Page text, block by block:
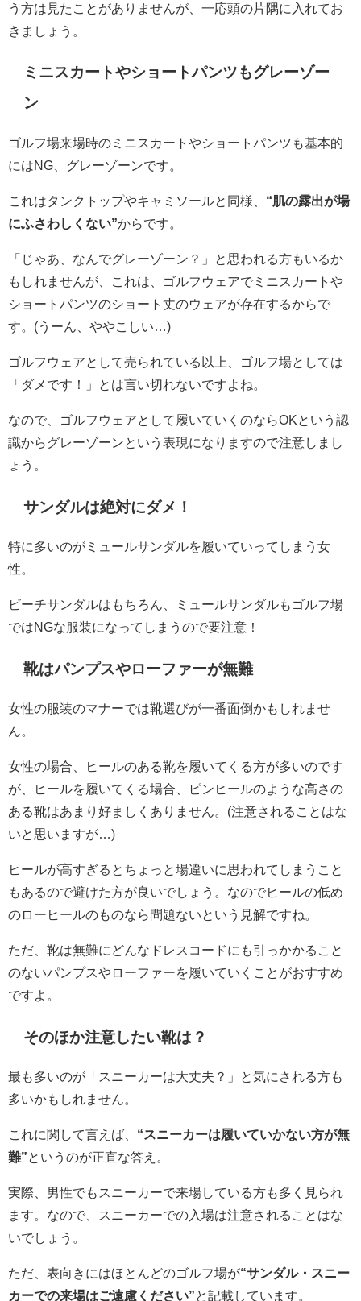
う方は見たことがありませんが、一応頭の片隅に入れてお
きましょう。
ミニスカートやショートパンツもグレーゾー
ン
ゴルフ場来場時のミニスカートやショートパンツも基本的
にはNG、グレーゾーンです。
これはタンクトップやキャミソールと同様、 “肌の露出が場
にふさわしくない”からです。
「じゃあ、なんでグレーゾーン？」と思われる方もいるか
もしれませんが、これは、ゴルフウェアでミニスカートや
ショートパンツのショート丈のウェアが存在するからで
す。(うーん、ややこしい…)
ゴルフウェアとして売られている以上、ゴルフ場としては
「ダメです！」とは言い切れないですよね。
なので、ゴルフウェアとして履いていくのならOKという認
識からグレーゾーンという表現になりますので注意しまし
ょう。
サンダルは絶対にダメ！
特に多いのがミュールサンダルを履いていってしまう女
性。
ビーチサンダルはもちろん、ミュールサンダルもゴルフ場
ではNGな服装になってしまうので要注意！
靴はパンプスやローファーが無難
女性の服装のマナーでは靴選びが一番面倒かもしれませ
ん。
女性の場合、ヒールのある靴を履いてくる方が多いのです
が、ヒールを履いてくる場合、ピンヒールのような高さの
ある靴はあまり好ましくありません。(注意されることはな
いと思いますが…)
ヒールが高すぎるとちょっと場違いに思われてしまうこと
もあるので避けた方が良いでしょう。なのでヒールの低め
のローヒールのものなら問題ないという見解ですね。
ただ、靴は無難にどんなドレスコードにも引っかかること
のないパンプスやローファーを履いていくことがおすすめ
ですよ。
そのほか注意したい靴は？
最も多いのが「スニーカーは大丈夫？」と気にされる方も
多いかもしれません。
これに関して言えば、 “スニーカーは履いていかない方が無
難” というのが正直な答え。
実際、男性でもスニーカーで来場している方も多く見られ
ます。なので、スニーカーでの入場は注意されることはな
いでしょう。
ただ、表向きにはほとんどのゴルフ場が“サンダル・スニー
カーでの来場はご遠慮ください” と記載しています。